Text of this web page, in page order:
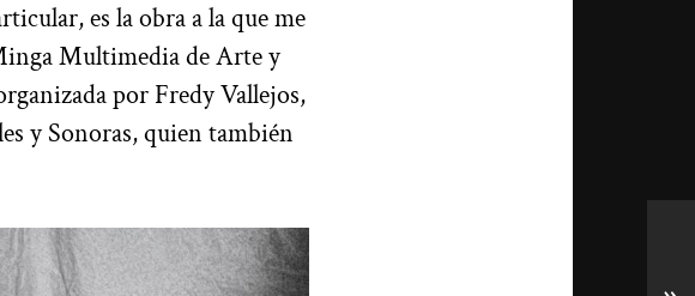
es la obra a la que me
Multimedia de Arte y
por Fredy Vallejos,
y Sonoras, quien también